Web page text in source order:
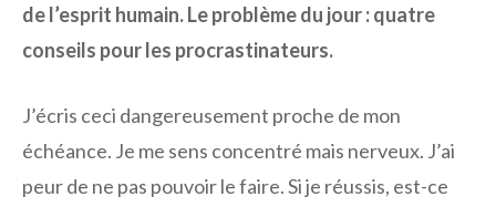
de l’esprit humain. Le problème du jour : quatre
conseils pour les procrastinateurs.
J’écris ceci dangereusement proche de mon
échéance. Je me sens concentré mais nerveux. J’ai
peur de ne pas pouvoir le faire. Si je réussis, est-ce